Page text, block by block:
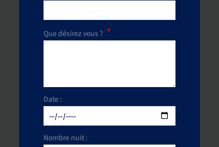
Que désirez vous ?
Date :
Nombre nuit :